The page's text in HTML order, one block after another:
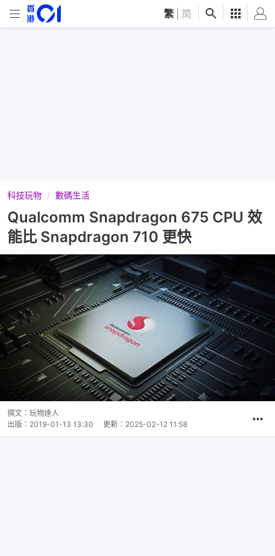
繁 简
科技玩物 數碼生活
Qualcomm Snapdragon 675 CPU 效
能比 Snapdragon 710 更快
撰文： 玩物達人
出版： 2019-01-13 13:30 更新： 2025-02-12 11:58